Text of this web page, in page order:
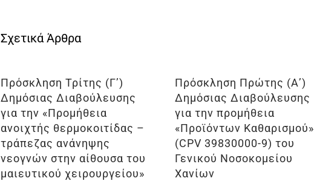
Πρόσκληση Τρίτης (Γ’)
Δημόσιας Διαβούλευσης
για την «Προμήθεια
ανοιχτής θερμοκοιτίδας –
τράπεζας ανάνηψης
νεογνών στην αίθουσα του
μαιευτικού χειρουργείου»
Πρόσκληση Πρώτης (Α’)
Δημόσιας Διαβούλευσης
για την προμήθεια
«Προϊόντων Καθαρισμού»
(CPV 39830000-9) του
Γενικού Νοσοκομείου
Χανίων